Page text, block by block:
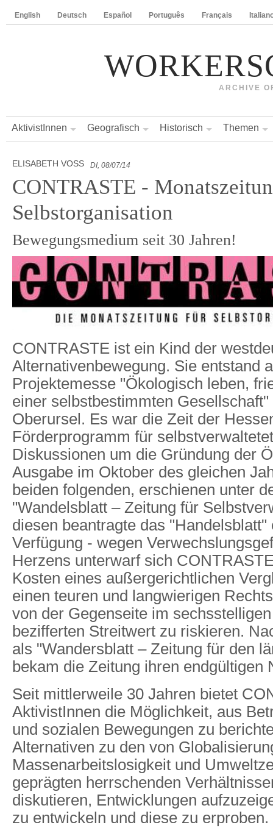
English Deutsch Español Português Français
ARCHIVE
AktivistInnen Geografisch Historisch Themen
ELISABETH VOSS DI, 08/07/14
CONTRASTE -
Selbstorganisation
Bewegungsmedium seit 30 Jahren!
CONTRASTE ist ein Kind der
Alternativenbewegung. Sie entstand
Projektemesse "Ökologisch leben,
einer selbstbestimmten
Oberursel. Es war die Zeit der
Förderprogramm für
Diskussionen um die Gründung der
Ausgabe im Oktober des gleichen
beiden folgenden, erschienen unter
"Wandelsblatt – Zeitung für
diesen beantragte das
Verfügung - wegen
Herzens unterwarf sich
Kosten eines außergerichtlichen
einen teuren und langwierigen
von der Gegenseite im
bezifferten Streitwert zu riskieren.
als "Wandersblatt – Zeitung für den
bekam die Zeitung ihren endgültigen
Seit mittlerweile 30 Jahren bietet
AktivistInnen die Möglichkeit, aus
und sozialen Bewegungen zu
Alternativen zu den von
Massenarbeitslosigkeit und
geprägten herrschenden
diskutieren, Entwicklungen
zu entwickeln und diese zu erproben.